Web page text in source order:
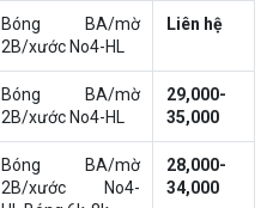
Bóng BA/mờ
2B/xước No4-HL
Liên hệ
Bóng BA/mờ
2B/xước No4-HL
29,000-
35,000
Bóng BA/mờ
2B/xước No4-
28,000-
34,000